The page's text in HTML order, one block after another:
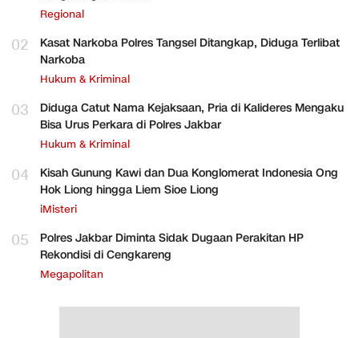
Regional
02
Kasat Narkoba Polres Tangsel Ditangkap, Diduga Terlibat
Narkoba
Hukum & Kriminal
03
Diduga Catut Nama Kejaksaan, Pria di Kalideres Mengaku
Bisa Urus Perkara di Polres Jakbar
Hukum & Kriminal
04
Kisah Gunung Kawi dan Dua Konglomerat Indonesia Ong
Hok Liong hingga Liem Sioe Liong
iMisteri
05
Polres Jakbar Diminta Sidak Dugaan Perakitan HP
Rekondisi di Cengkareng
Megapolitan